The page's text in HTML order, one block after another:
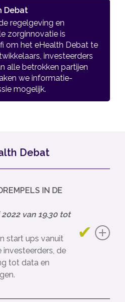
Debat
regelgeving en
zorginnovatie is
om het eHealth Debat te
investeerders
alle betrokken partijen
we informatie­
mogelijk.
Debat
IN DE
van 19.30 tot
start ups vanuit
investeerders, de
tot data en